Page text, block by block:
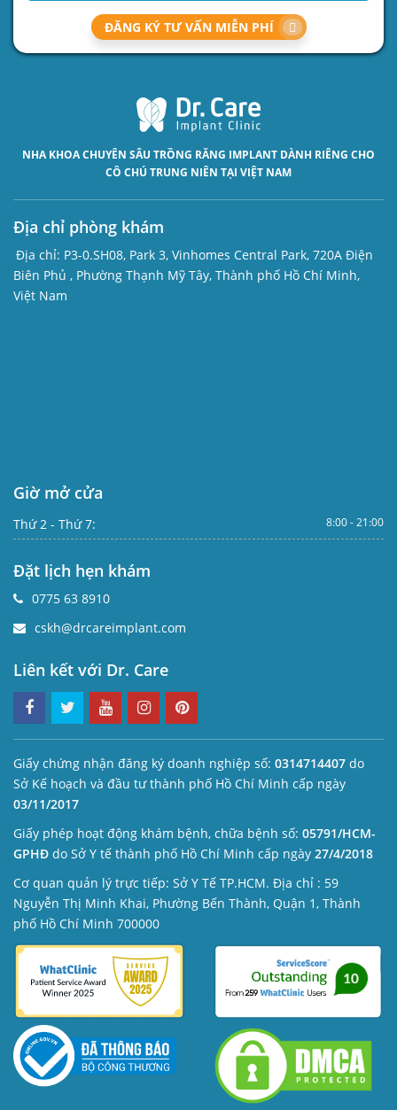
ĐĂNG KÝ TƯ VẤN MIỄN PHÍ
NHA KHOA CHUYÊN SÂU TRỒNG RĂNG IMPLANT DÀNH RIÊNG CHO
CÔ CHÚ TRUNG NIÊN TẠI VIỆT NAM
Địa chỉ phòng khám
Địa chỉ: P3-0.SH08, Park 3, Vinhomes Central Park, 720A Điện
Biên Phủ , Phường Thạnh Mỹ Tây, Thành phố Hồ Chí Minh,
Việt Nam
Giờ mở cửa
Thứ 2 - Thứ 7: 8:00 - 21:00
Đặt lịch hẹn khám
0775 63 8910
cskh@drcareimplant.com
Liên kết với Dr. Care
Giấy chứng nhận đăng ký doanh nghiệp số: 0314714407 do
Sở Kế hoạch và đầu tư thành phố Hồ Chí Minh cấp ngày
03/11/2017
Giấy phép hoạt động khám bệnh, chữa bệnh số: 05791/HCM-
GPHĐ do Sở Y tế thành phố Hồ Chí Minh cấp ngày 27/4/2018
Cơ quan quản lý trực tiếp: Sở Y Tế TP.HCM. Địa chỉ : 59
Nguyễn Thị Minh Khai, Phường Bến Thành, Quận 1, Thành
phố Hồ Chí Minh 700000